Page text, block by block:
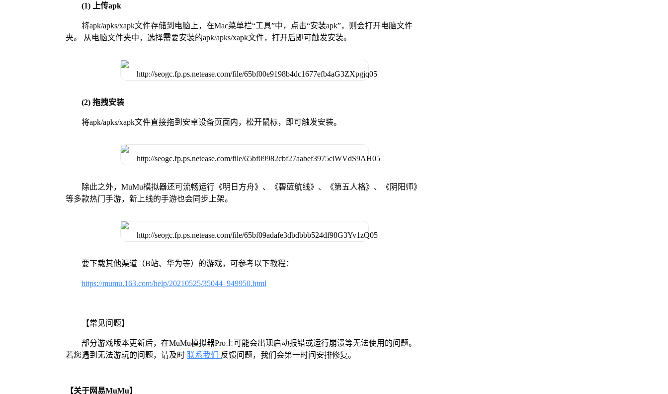
(1) 上传apk
将apk/apks/xapk文件存储到电脑上，在Mac菜单栏“工具”中，点击“安装apk”，则会打开电脑文件
夹。 从电脑文件夹中，选择需要安装的apk/apks/xapk文件，打开后即可触发安装。
(2) 拖拽安装
将apk/apks/xapk文件直接拖到安卓设备页面内，松开鼠标，即可触发安装。
除此之外，MuMu模拟器还可流畅运行《明日方舟》、《碧蓝航线》、《第五人格》、《阴阳师》
等多款热门手游，新上线的手游也会同步上架。
要下载其他渠道（B站、华为等）的游戏，可参考以下教程：
https://mumu.163.com/help/20210525/35044_949950.html
【常见问题】
部分游戏版本更新后，在MuMu模拟器Pro上可能会出现启动报错或运行崩溃等无法使用的问题。
若您遇到无法游玩的问题，请及时 联系我们 反馈问题，我们会第一时间安排修复。
【关于网易MuMu】